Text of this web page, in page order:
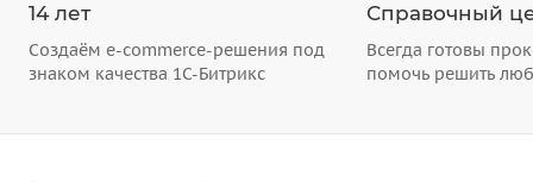
14 лет
Создаём e-commerce-решения под
знаком качества 1С-Битрикс
Справочный
Всегда готовы
помочь решить